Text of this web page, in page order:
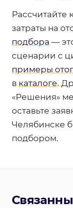
Рассчитайте
затраты на
подбора —
сценарии с
примеры
в каталоге.
«Решения»
оставьте
Челябинске
подбором.